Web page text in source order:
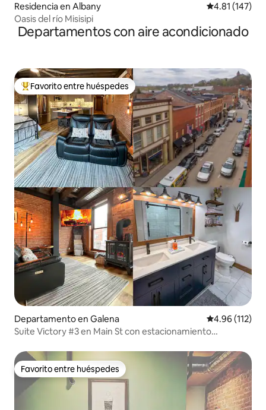
Residencia en Albany Calificación
4.81 (147)
Oasis del río Misisipi
Departamentos con aire acondicionado
De los mejores en Favorito entre huéspedes
Favorito entre huéspedes
Departamento en Galena Calificación
4.96 (112)
Suite Victory #3 en Main St con estacionamiento
Favorito entre huéspedes
Favorito entre huéspedes